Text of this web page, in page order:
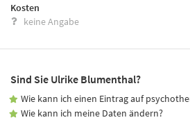
Kosten
keine Angabe
Sind Sie Ulrike Blumenthal?
Wie kann ich einen Eintrag auf
Wie kann ich meine Daten ändern?